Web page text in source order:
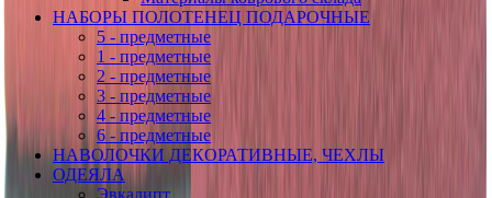
НАБОРЫ ПОЛОТЕНЕЦ ПОДАРОЧНЫЕ
5 - предметные
1 - предметные
2 - предметные
3 - предметные
4 - предметные
6 - предметные
НАВОЛОЧКИ ДЕКОРАТИВНЫЕ, ЧЕХЛЫ
ОДЕЯЛА
Эвкалипт